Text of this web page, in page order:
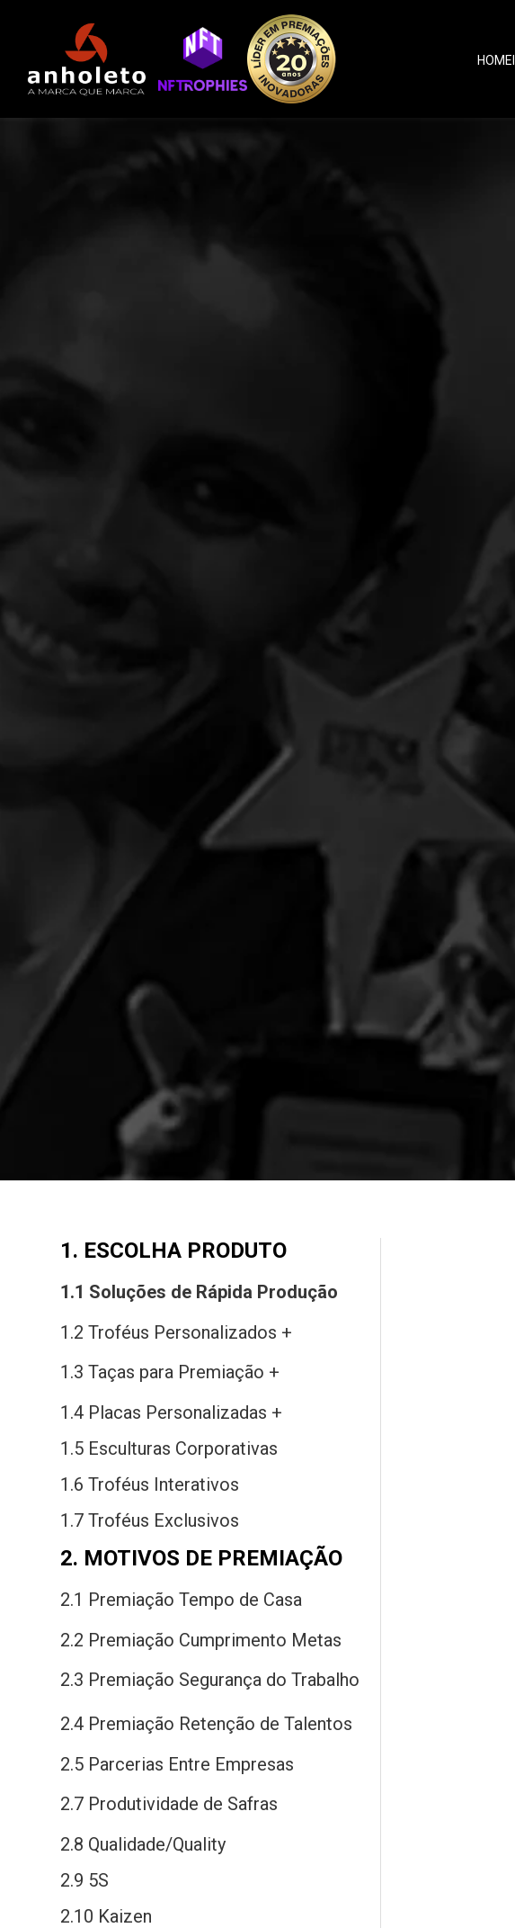
HOME
1. ESCOLHA PRODUTO
1.1 Soluções de Rápida Produção
1.2 Troféus Personalizados +
1.3 Taças para Premiação +
1.4 Placas Personalizadas +
1.5 Esculturas Corporativas
1.6 Troféus Interativos
1.7 Troféus Exclusivos
2. MOTIVOS DE PREMIAÇÃO
2.1 Premiação Tempo de Casa
2.2 Premiação Cumprimento Metas
2.3 Premiação Segurança do Trabalho
2.4 Premiação Retenção de Talentos
2.5 Parcerias Entre Empresas
2.7 Produtividade de Safras
2.8 Qualidade/Quality
2.9 5S
2.10 Kaizen